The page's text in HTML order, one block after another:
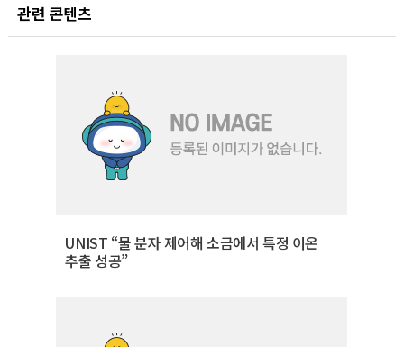
관련 콘텐츠
UNIST “물 분자 제어해 소금에서 특정 이온
추출 성공”